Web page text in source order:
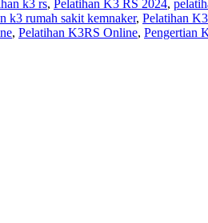
k3 rs, Pelatihan K3 RS 2024,
k3 rumah sakit kemnaker, Pelatihan
, Pelatihan K3RS Online, Pengertian